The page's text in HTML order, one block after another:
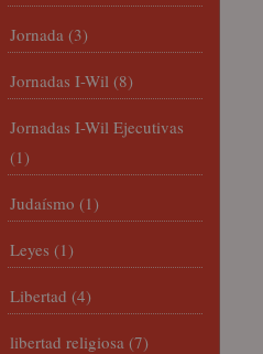
Jornada (3)
Jornadas I-Wil (8)
Jornadas I-Wil Ejecutivas
(1)
Judaísmo (1)
Leyes (1)
Libertad (4)
libertad religiosa (7)